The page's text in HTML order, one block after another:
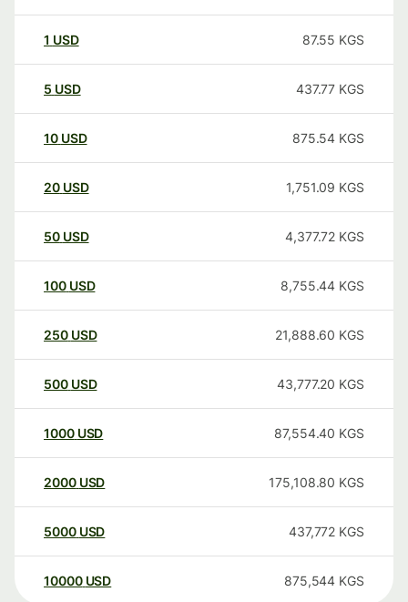
1 USD 87.55 KGS
5 USD 437.77 KGS
10 USD 875.54 KGS
20 USD 1,751.09 KGS
50 USD 4,377.72 KGS
100 USD 8,755.44 KGS
250 USD 21,888.60 KGS
500 USD 43,777.20 KGS
1000 USD 87,554.40 KGS
2000 USD 175,108.80 KGS
5000 USD 437,772 KGS
10000 USD 875,544 KGS